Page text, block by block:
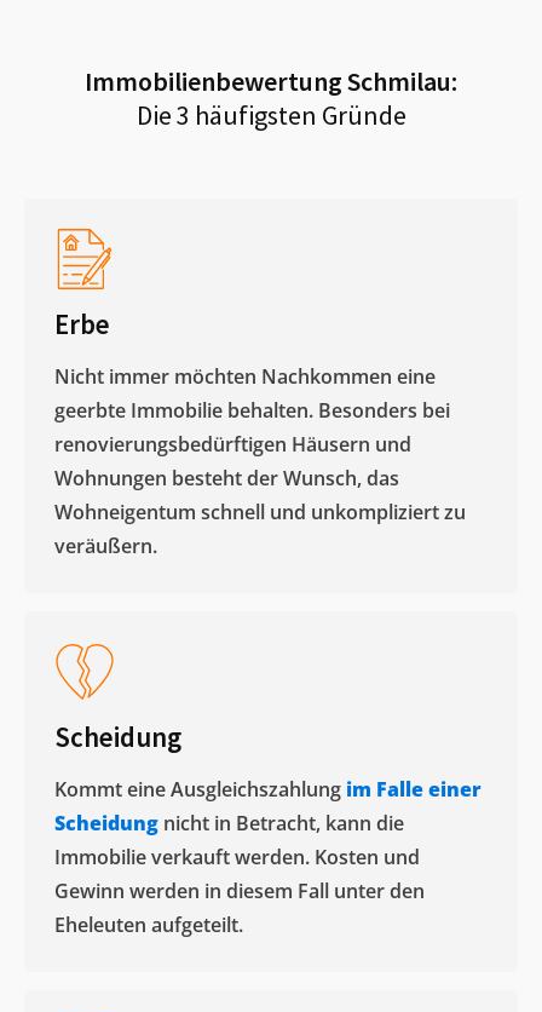
ImmobilienbewertungSchmilau:
Die 3 häufigsten Gründe
Erbe
Nicht immer möchten Nachkommen eine
geerbte Immobilie behalten. Besonders bei
renovierungsbedürftigen Häusern und
Wohnungen besteht der Wunsch, das
Wohneigentum schnell und unkompliziert zu
veräußern. ​
Scheidung
Kommt eine Ausgleichszahlung im Falle einer
Scheidung nicht in Betracht, kann die
Immobilie verkauft werden. Kosten und
Gewinn werden in diesem Fall unter den
Eheleuten aufgeteilt.​